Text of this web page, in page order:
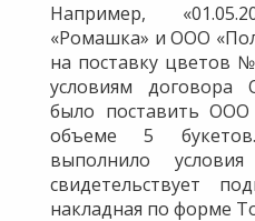
Например,
«Ромашка» и ООО
на поставку цветов
условиям
было поставить
объеме 5
выполнило
свидетельствует
накладная по форме